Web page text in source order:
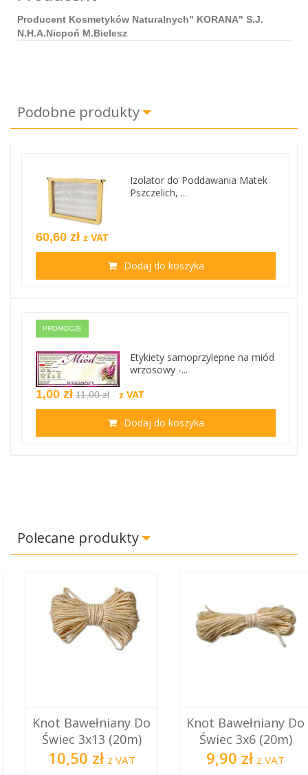
Producent Kosmetyków Naturalnych" KORANA" S.J.
N.H.A.Nicpoń M.Bielesz
Podobne produkty
Izolator do Poddawania Matek
Pszczelich, ...
60,60 zł z VAT
Dodaj do koszyka
PROMOCJE
Etykiety samoprzylepne na miód
wrzosowy -...
1,00 zł 11,00 zł z VAT
Dodaj do koszyka
Polecane produkty
Knot Bawełniany Do
Świec 3x13 (20m)
10,50 zł z VAT
Knot Bawełniany Do
Świec 3x6 (20m)
9,90 zł z VAT